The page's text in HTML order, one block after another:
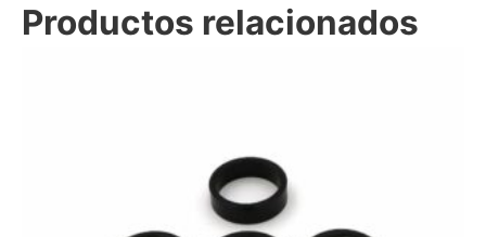
Productos relacionados